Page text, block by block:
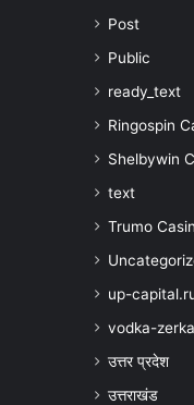
Post
Public
ready_text
Ringospin
Shelbywin
text
Trumo
up-
vodka-
उत्तर प्रदेश
उत्तराखंड